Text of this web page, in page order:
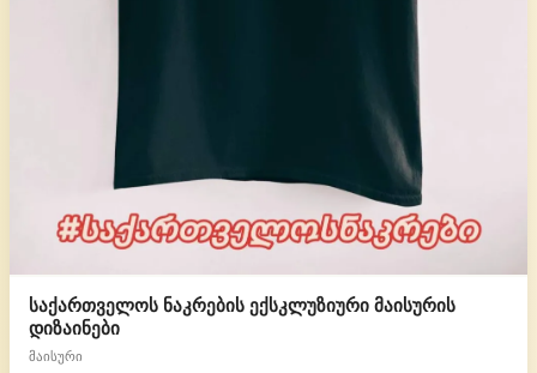
საქართველოს ნაკრების ექსკლუზიური მაისურის
დიზაინები
მაისური